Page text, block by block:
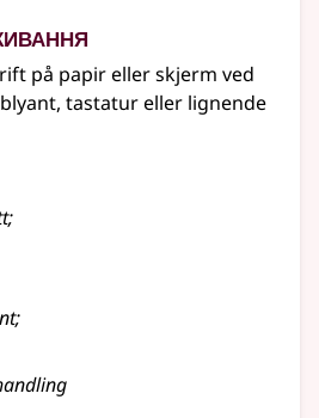
på papir eller skjerm ved
tastatureller lignende
;
;